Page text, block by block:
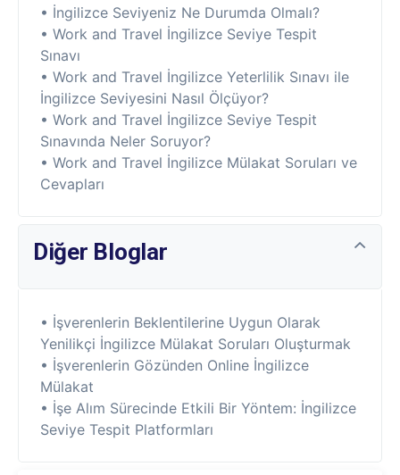
• İngilizce Seviyeniz Ne Durumda Olmalı?
• Work and Travel İngilizce Seviye Tespit
Sınavı
• Work and Travel İngilizce Yeterlilik Sınavı ile
İngilizce Seviyesini Nasıl Ölçüyor?
• Work and Travel İngilizce Seviye Tespit
Sınavında Neler Soruyor?
• Work and Travel İngilizce Mülakat Soruları ve
Cevapları
Diğer Bloglar
• İşverenlerin Beklentilerine Uygun Olarak
Yenilikçi İngilizce Mülakat Soruları Oluşturmak
• İşverenlerin Gözünden Online İngilizce
Mülakat
• İşe Alım Sürecinde Etkili Bir Yöntem: İngilizce
Seviye Tespit Platformları